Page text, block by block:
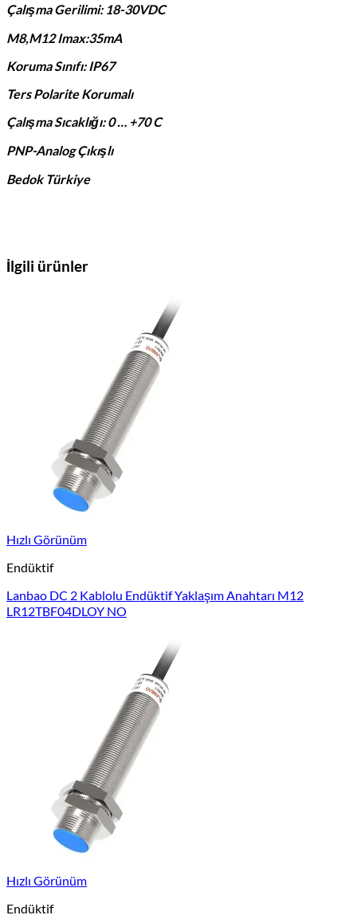
Çalışma Gerilimi: 18-30VDC
M8,M12 Imax:35mA
Koruma Sınıfı: IP67
Ters Polarite Korumalı
Çalışma Sıcaklığı: 0 … +70 C
PNP-Analog Çıkışlı
Bedok Türkiye
İlgili ürünler
Hızlı Görünüm
Endüktif
Lanbao DC 2 Kablolu Endüktif Yaklaşım Anahtarı M12
LR12TBF04DLOY NO
Hızlı Görünüm
Endüktif